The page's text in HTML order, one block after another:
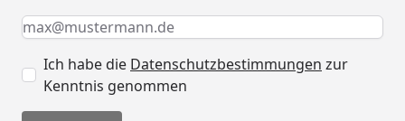
Keine Eingabe erforderlich
Eingabe erforderlich
E-Mail *
Ich habe die Datenschutzbestimmungen zur
Kenntnis genommen